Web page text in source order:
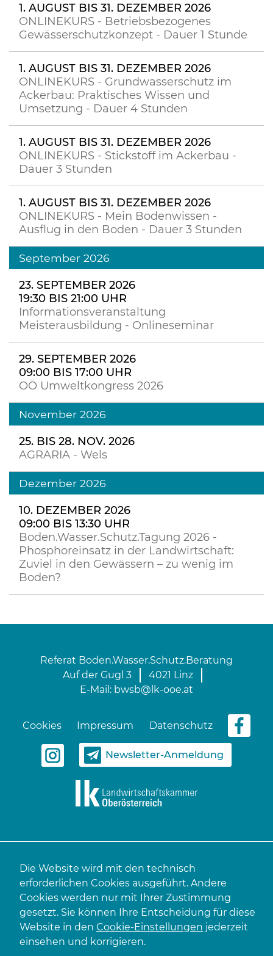
1. AUGUST BIS 31. DEZEMBER 2026
ONLINEKURS - Betriebsbezogenes
Gewässerschutzkonzept - Dauer 1 Stunde
1. AUGUST BIS 31. DEZEMBER 2026
ONLINEKURS - Grundwasserschutz im
Ackerbau: Praktisches Wissen und
Umsetzung - Dauer 4 Stunden
1. AUGUST BIS 31. DEZEMBER 2026
ONLINEKURS - Stickstoff im Ackerbau -
Dauer 3 Stunden
1. AUGUST BIS 31. DEZEMBER 2026
ONLINEKURS - Mein Bodenwissen -
Ausflug in den Boden - Dauer 3 Stunden
September 2026
23. SEPTEMBER 2026
19:30 BIS 21:00 UHR
Informationsveranstaltung
Meisterausbildung - Onlineseminar
29. SEPTEMBER 2026
09:00 BIS 17:00 UHR
OÖ Umweltkongress 2026
November 2026
25. BIS 28. NOV. 2026
AGRARIA - Wels
Dezember 2026
10. DEZEMBER 2026
09:00 BIS 13:30 UHR
Boden.Wasser.Schutz.Tagung 2026 -
Phosphoreinsatz in der Landwirtschaft:
Zuviel in den Gewässern – zu wenig im
Boden?
Referat Boden.Wasser.Schutz.Beratung
Auf der Gugl 3
4021 Linz
E-Mail: bwsb@lk-ooe.at
Cookies Impressum Datenschutz
Newsletter-Anmeldung
Die Website wird mit den technisch
erforderlichen Cookies ausgeführt. Andere
Cookies werden nur mit Ihrer Zustimmung
gesetzt. Sie können Ihre Entscheidung für diese
Website in den Cookie-Einstellungen jederzeit
einsehen und korrigieren.